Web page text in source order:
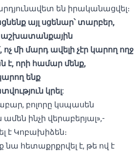
են իրականացվել։
նք այլ սցենար՝ տարբեր,
աշխատանքային
ոչ մի մարդ ավելի չէր կարող ողջ
է, որի համար մենք,
ենք
կրել:
բոլորը կսպասեն
ինչի վերաբերյալ»,-
է Կոբախիձեն։
նա հետաքրքրվել է, թե ով է